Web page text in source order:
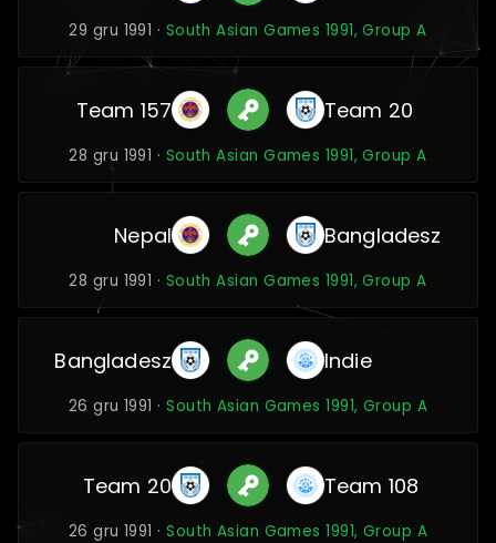
29 gru 1991 · South Asian Games 1991, Group A
Team 157 Team 20
28 gru 1991 · South Asian Games 1991, Group A
Nepal Bangladesz
28 gru 1991 · South Asian Games 1991, Group A
Bangladesz Indie
26 gru 1991 ·South Asian Games 1991, Group A
Team 20 Team 108
26 gru 1991 ·South Asian Games 1991, Group A